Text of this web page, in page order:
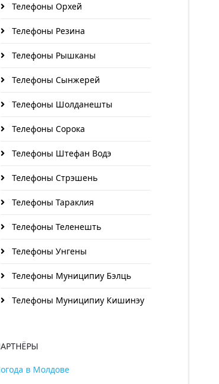
Телефоны Орхей
Телефоны Резина
Телефоны Рышканы
Телефоны Сынжерей
Телефоны Шолданешты
Телефоны Сорока
Телефоны Штефан Водэ
Телефоны Стрэшень
Телефоны Тараклия
Телефоны Теленешть
Телефоны Унгены
Телефоны Муниципиу Бэлць
Телефоны Муниципиу Кишинэу
в Молдове